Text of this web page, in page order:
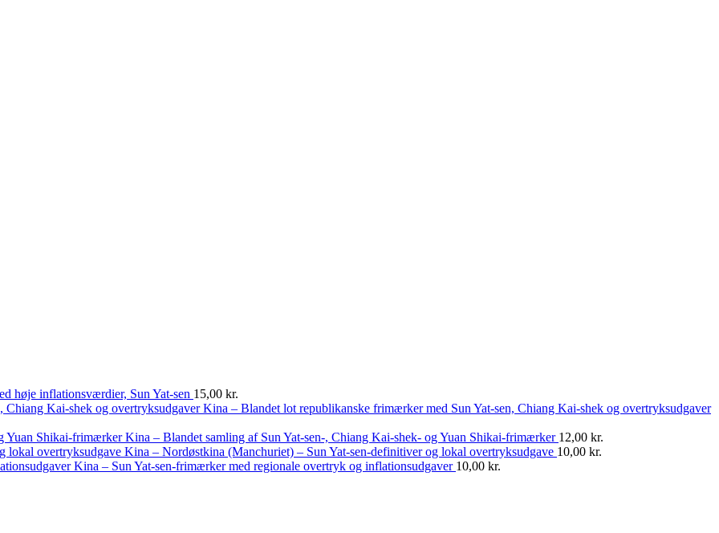
høje inflationsværdier, Sun Yat-sen 15,00 kr.
Kina – Blandet lot republikanske frimærker med Sun Yat-sen, Chiang Kai-shek og overtryksudgaver
Kina – Blandet samling af Sun Yat-sen-, Chiang Kai-shek- og Yuan Shikai-frimærker 12,00 kr.
Kina – Nordøstkina (Manchuriet) – Sun Yat-sen-definitiver og lokal overtryksudgave 10,00 kr.
Kina – Sun Yat-sen-frimærker med regionale overtryk og inflationsudgaver 10,00 kr.